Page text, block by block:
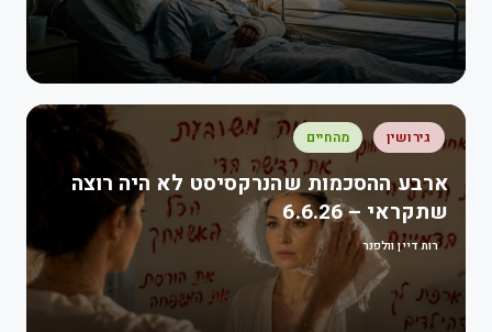
גירושין מהחיים
ארבע ההסכמות שהנרקסיסט לא היה רוצה
שתקראי – 6.6.26
רות דיין וולפנר